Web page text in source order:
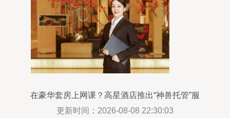
在豪华套房上网课？高星酒店推出“神兽托管”服
务，家长们买账吗？
更新时间：2026-08-08 22:30:03